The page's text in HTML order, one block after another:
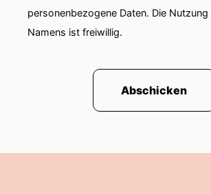
personenbezogene Daten. Die
Namens ist freiwillig.
Abschicken